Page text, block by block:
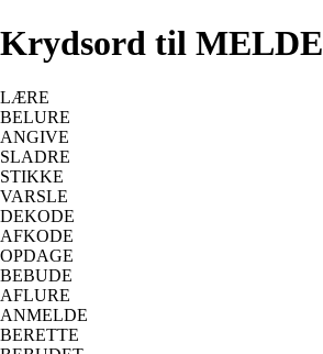
Krydsord til MELDE
LÆRE
BELURE
ANGIVE
SLADRE
STIKKE
VARSLE
DEKODE
AFKODE
OPDAGE
BEBUDE
AFLURE
ANMELDE
BERETTE